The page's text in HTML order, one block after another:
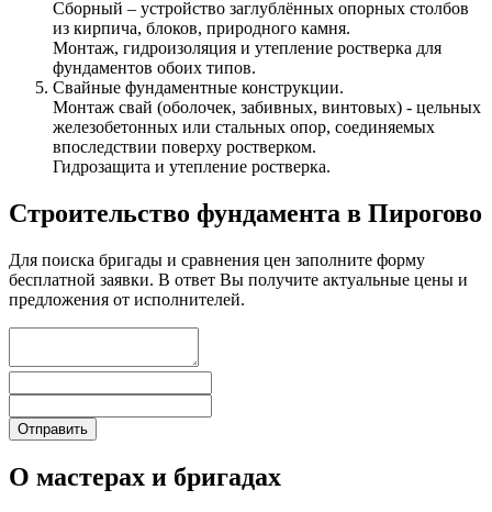
Сборный – устройство заглублённых опорных столбов
из кирпича, блоков, природного камня.
Монтаж, гидроизоляция и утепление ростверка для
фундаментов обоих типов.
Свайные фундаментные конструкции.
Монтаж свай (оболочек, забивных, винтовых) - цельных
железобетонных или стальных опор, соединяемых
впоследствии поверху ростверком.
Гидрозащита и утепление ростверка.
Строительство фундамента в Пирогово
Для поиска бригады и сравнения цен заполните форму
бесплатной заявки. В ответ Вы получите актуальные цены и
предложения от исполнителей.
О мастерах и бригадах